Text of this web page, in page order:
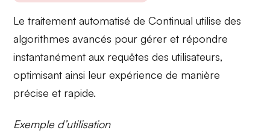
Le traitement automatisé de Continual utilise des
algorithmes avancés pour gérer et répondre
instantanément aux requêtes des utilisateurs,
optimisant ainsi leur expérience de manière
précise et rapide.
Exemple d’utilisation